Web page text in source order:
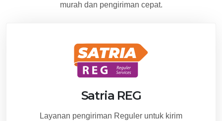
murah dan pengiriman cepat.
Satria REG
Layanan pengiriman Reguler untuk kirim